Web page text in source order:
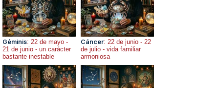
Géminis: 22 de mayo -
21 de junio - un carácter
bastante inestable
Cáncer: 22 de junio - 22
de julio - vida familiar
armoniosa